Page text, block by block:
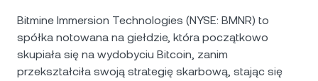
Bitmine Immersion Technologies (NYSE: BMNR) to
spółka notowana na giełdzie, która początkowo
skupiała się na wydobyciu Bitcoin, zanim
przekształciła swoją strategię skarbową, stając się